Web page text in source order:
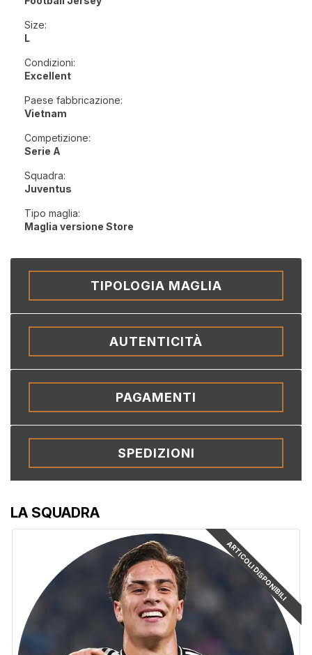
LA SQUADRA
ARTICOLI DISPONIBILI
Size:
L
Condizioni:
Excellent
Paese fabbricazione:
Vietnam
Competizione:
Serie A
Squadra:
Juventus
Tipo maglia:
Maglia versione Store
TIPOLOGIA MAGLIA
AUTENTICITÀ
PAGAMENTI
SPEDIZIONI